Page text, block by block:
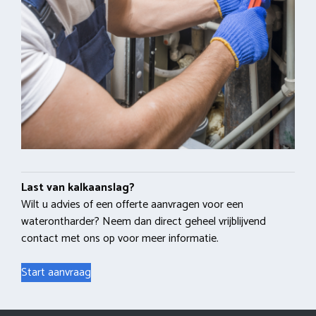
Last van kalkaanslag?
Wilt u advies of een offerte aanvragen voor een
waterontharder? Neem dan direct geheel vrijblijvend
contact met ons op voor meer informatie.
Start aanvraag